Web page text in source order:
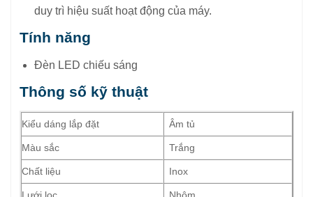
duy trì hiệu suất hoạt động của máy.
Tính năng
Đèn LED chiếu sáng
Thông số kỹ thuật
Kiểu dáng lắp đặt Âm tủ
Màu sắc Trắng
Chất liệu Inox
Lưới lọc Nhôm